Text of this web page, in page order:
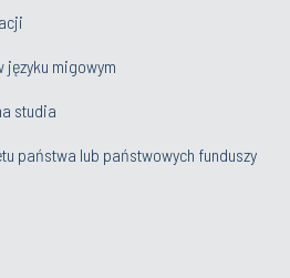
języku migowym
studia
państwa lub państwowych funduszy